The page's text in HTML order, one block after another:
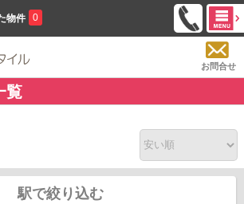
物件 0
お問合せ
覧
駅で絞り込む